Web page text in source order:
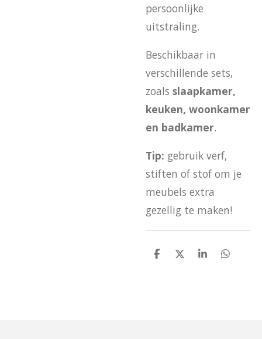
persoonlijke
uitstraling.
Beschikbaar in
verschillende sets,
zoals slaapkamer,
keuken, woonkamer
en badkamer.
Tip: gebruik verf,
stiften of stof om je
meubels extra
gezellig te maken!
D
D
S
D